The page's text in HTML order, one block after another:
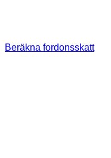
Beräkna fordonsskatt